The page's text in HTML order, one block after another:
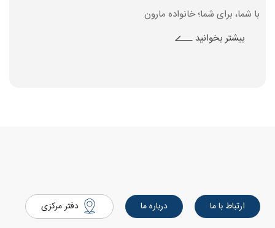
با شما، برای شما؛ خانواده مارون
بیشتر بخوانید
ارتباط با ما درباره ما دفتر مرکزی